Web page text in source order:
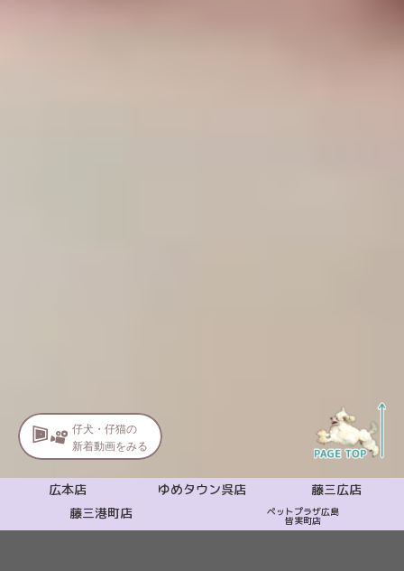
広本店 ゆめタウン呉店
藤三広店
藤三港町店
ペットプラザ広島
皆実町店